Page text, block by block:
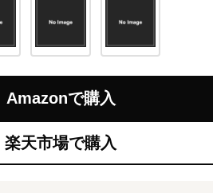
Amazonで購入
楽天市場で購入